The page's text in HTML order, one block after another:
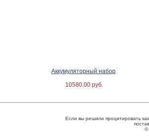
Аккумуляторный набор
10580.00 руб.
Если вы решили процитировать
©